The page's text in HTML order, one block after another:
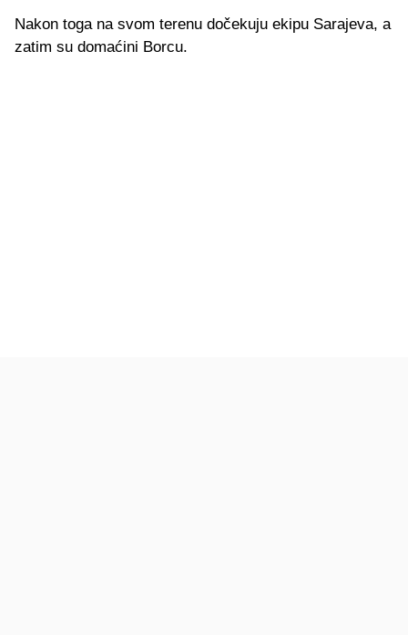
Nakon toga na svom terenu dočekuju ekipu Sarajeva, a
zatim su domaćini Borcu.